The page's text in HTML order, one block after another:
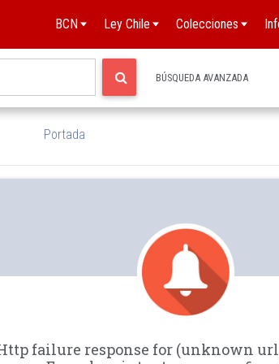
BCN Ley Chile Colecciones
BÚSQUEDA AVANZADA
Portada
failure response for (unknown